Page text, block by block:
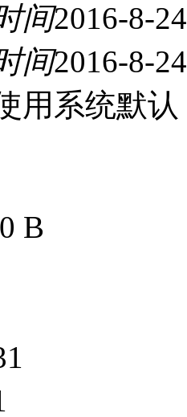
间2016-8-
间2016-8-
用系统默认
B